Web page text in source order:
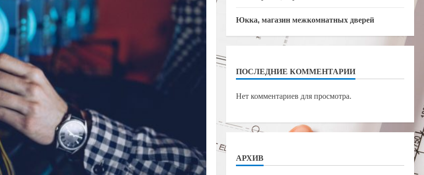
Юкка, магазин межкомнатных дверей
ПОСЛЕДНИЕ КОММЕНТАРИИ
Нет комментариев для просмотра.
АРХИВ